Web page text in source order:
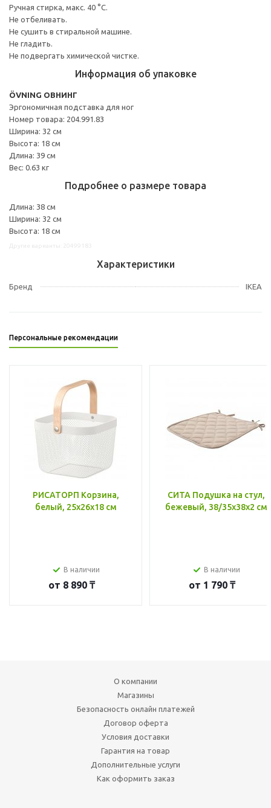
Ручная стирка, макс. 40 °C.
Не отбеливать.
Не сушить в стиральной машине.
Не гладить.
Не подвергать химической чистке.
Информация об упаковке
ÖVNING ОВНИНГ
Эргономичная подставка для ног
Номер товара: 204.991.83
Ширина: 32 см
Высота: 18 см
Длина: 39 см
Вес: 0.63 кг
Подробнее о размере товара
Длина: 38 см
Ширина: 32 см
Высота: 18 см
Характеристики
Бренд IKEA
Персональные рекомендации
РИСАТОРП Корзина,
белый, 25x26x18 см
В наличии
от 8 890 ₸
СИТА Подушка на стул,
бежевый, 38/35x38x2 см
В наличии
от 1 790 ₸
О компании
Магазины
Безопасность онлайн платежей
Договор оферта
Условия доставки
Гарантия на товар
Дополнительные услуги
Как оформить заказ